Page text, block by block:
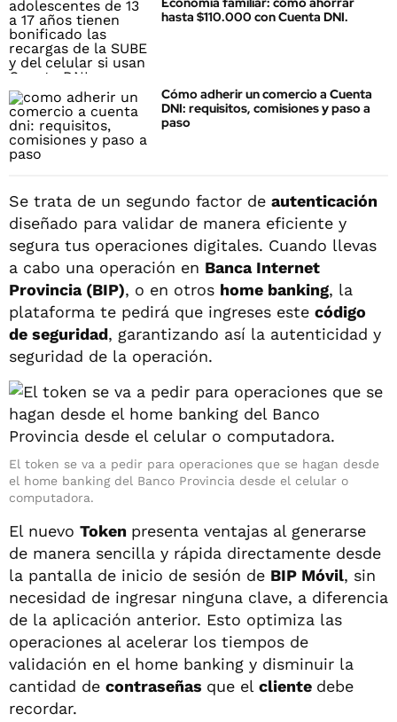
hasta $110.000 con Cuenta DNI.
Cómo adherir un comercio a Cuenta
DNI: requisitos, comisiones y paso a
paso
Se trata de un segundo factor de autenticación
diseñado para validar de manera eficiente y
segura tus operaciones digitales. Cuando llevas
a cabo una operación en Banca Internet
Provincia (BIP), o en otros home banking, la
plataforma te pedirá que ingreses este código
de seguridad, garantizando así la autenticidad y
seguridad de la operación.
El token se va a pedir para operaciones que se hagan desde
el home banking del Banco Provincia desde el celular o
computadora.
El nuevo Token presenta ventajas al generarse
de manera sencilla y rápida directamente desde
la pantalla de inicio de sesión de BIP Móvil, sin
necesidad de ingresar ninguna clave, a diferencia
de la aplicación anterior. Esto optimiza las
operaciones al acelerar los tiempos de
validación en el home banking y disminuir la
cantidad de contraseñas que el cliente debe
recordar.